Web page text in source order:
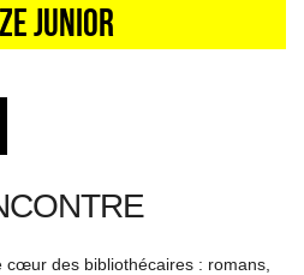
Junior
cœur des bibliothécaires : romans,